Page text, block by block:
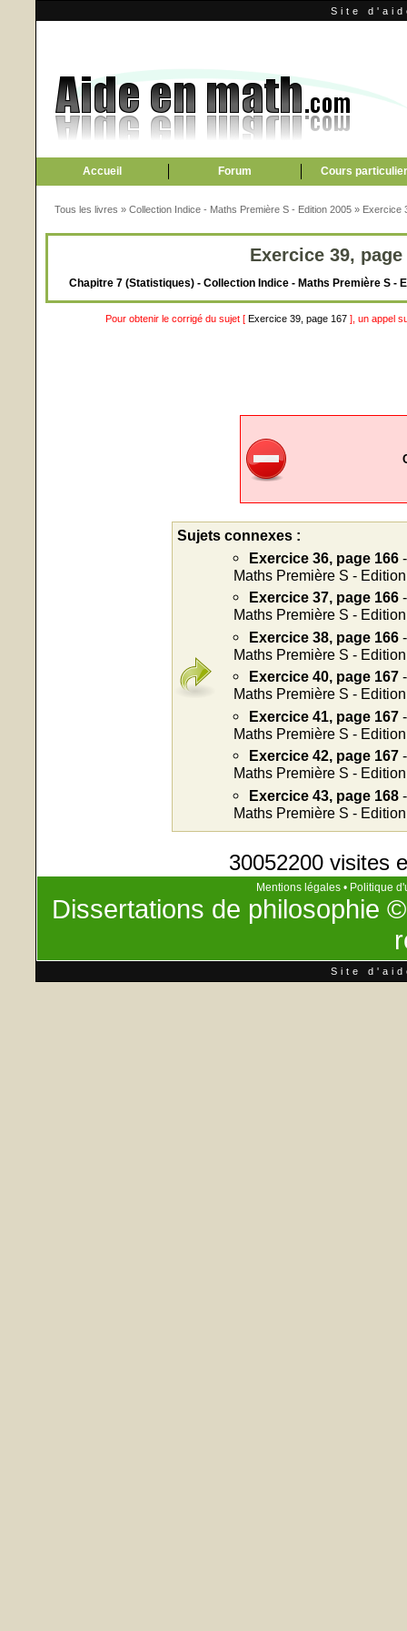
Site
Accueil Forum Cours
Tous les livres » Collection Indice - Maths Première S - Edition 2005 » Exercice
Exercice 39, page
Chapitre 7 (Statistiques) - Collection Indice - Maths Première S -
Pour obtenir le corrigé du sujet [ Exercice 39, page 167 ], un appel
Sujets connexes :
Exercice 36, page 166
Maths Première S -
Exercice 37, page 166
Maths Première S -
Exercice 38, page 166
Maths Première S -
Exercice 40, page 167
Maths Première S -
Exercice 41, page 167
Maths Première S -
Exercice 42, page 167
Maths Première S -
Exercice 43, page 168
Maths Première S -
30052200 visites
Mentions légales • Politique
Dissertations de philosophie
Site